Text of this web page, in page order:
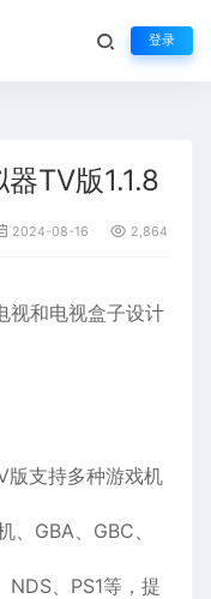
登录
TV版1.1.8
2024-08-16 2,864
视和电视盒子设计
版支持多种游戏机
GBA、GBC、
NDS、PS1等，提